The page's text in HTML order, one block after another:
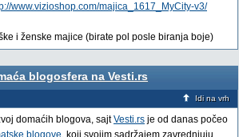
www.vizioshop.com/majica_1617_MyCity-v3/
i ženske majice (birate pol posle biranja boje)
blogosfera na Vesti.rs
Idi na vrh
domaćih blogova, sajtVesti.rs je od danas počeo
blogove, koji svojim sadržajem zavrednjuju